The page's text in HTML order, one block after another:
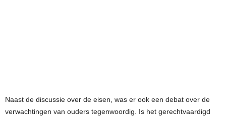
Naast de discussie over de eisen, was er ook een debat over de
verwachtingen van ouders tegenwoordig. Is het gerechtvaardigd